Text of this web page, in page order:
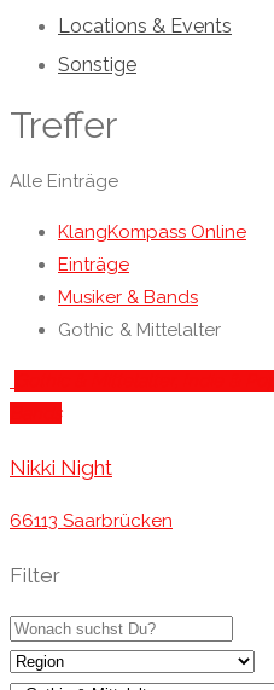
Locations & Events
Sonstige
Treffer
Alle Einträge
KlangKompass Online
Einträge
Musiker & Bands
Gothic & Mittelalter
Nikki Night
66113 Saarbrücken
Filter